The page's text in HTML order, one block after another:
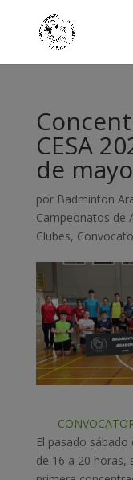
CESA
de
por Badminton
Campeonatos de
Clubes,
El pasado
de 16 a 20 horas,